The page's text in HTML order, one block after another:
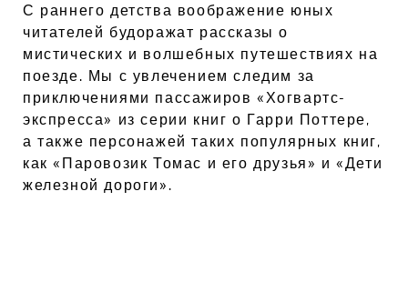
С раннего детства воображение юных
читателей будоражат рассказы о
мистических и волшебных путешествиях на
поезде. Мы с увлечением следим за
приключениями пассажиров «Хогвартс-
экспресса» из серии книг о Гарри Поттере,
а также персонажей таких популярных книг,
как «Паровозик Томас и его друзья» и «Дети
железной дороги».